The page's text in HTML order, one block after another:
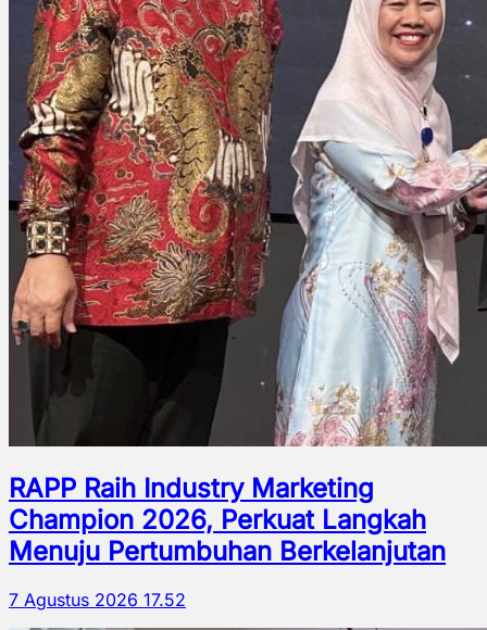
RAPP Raih Industry Marketing
Champion 2026, Perkuat Langkah
Menuju Pertumbuhan Berkelanjutan
7 Agustus 2026 17.52